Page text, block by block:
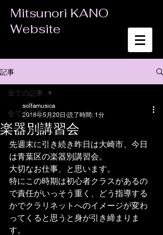
Mitsunori KANO
Website
記事
全ての記事
今すぐ始める
コミュニティ
全ての記事
楽器別講習会
solfamusica
2018年5月20日 読了時間: 1分
先週末に引き続き昨日は大崎市、今日
は青葉区の楽器別講習会。
大切なお仕事、と思います。
特にこの時期は初心者クラスがあるの
で責任がいっそう重く、どう指導する
かでクラリネットへのイメージが変わ
ってくると思うと身が引き締まりま
す。